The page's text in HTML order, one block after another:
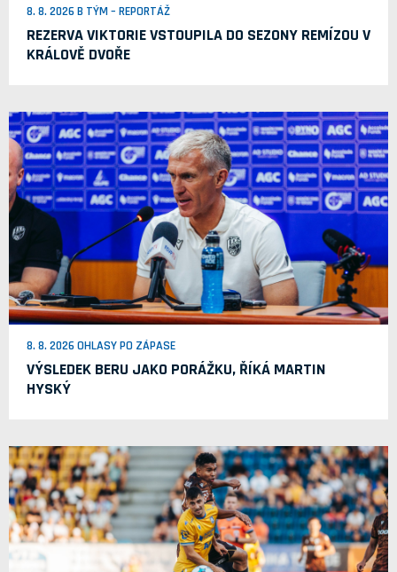
8. 8. 2026 B TÝM – REPORTÁŽ
REZERVA VIKTORIE VSTOUPILA DO SEZONY REMÍZOU V
KRÁLOVĚ DVOŘE
8. 8. 2026 OHLASY PO ZÁPASE
VÝSLEDEK BERU JAKO PORÁŽKU, ŘÍKÁ MARTIN
HYSKÝ